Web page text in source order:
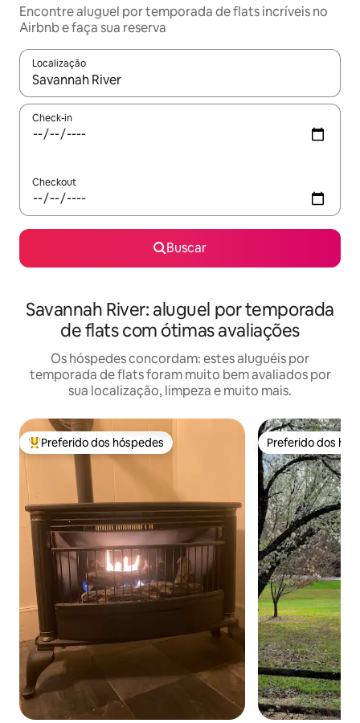
Encontre aluguel por temporada de flats incríveis no
Airbnb e faça sua reserva
Localização
Quando os resultados estiverem disponíveis, explore-os
Check-in
Checkout
Buscar
Savannah River: aluguel por temporada
de flats com ótimas avaliações
Os hóspedes concordam: estes aluguéis por
temporada de flats foram muito bem avaliados por
sua localização, limpeza e muito mais.
Entre os melhores preferidos dos hóspedes
Preferido dos hóspedes Preferido dos
Preferido dos